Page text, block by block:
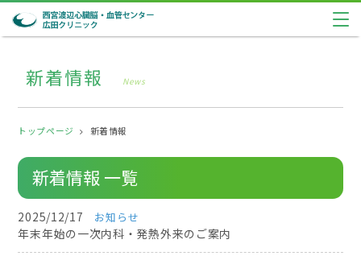
新着情報 News
トップページ 新着情報
新着情報 一覧
2025/12/17 お知らせ
年末年始の一次内科・発熱外来のご案内